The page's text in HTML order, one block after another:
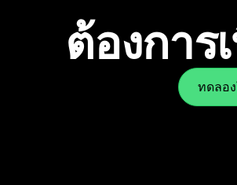
ต้องการ
ทดลอ